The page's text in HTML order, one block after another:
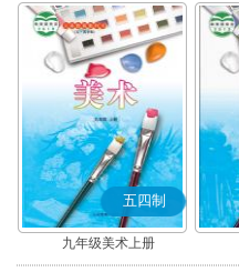
五四制
九年级美术上册